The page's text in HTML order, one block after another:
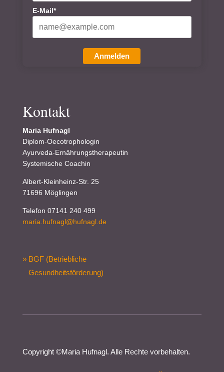
E-Mail*
Anmelden
Kontakt
Maria Hufnagl
Diplom-Oecotrophologin
Ayurveda-Ernährungstherapeutin
Systemische Coachin
Albert-Kleinheinz-Str. 25
71696 Möglingen
Telefon 07141 240 499
maria.hufnagl@hufnagl.de
» BGF (Betriebliche
Gesundheitsförderung)
Copyright ©Maria Hufnagl. Alle Rechte vorbehalten.